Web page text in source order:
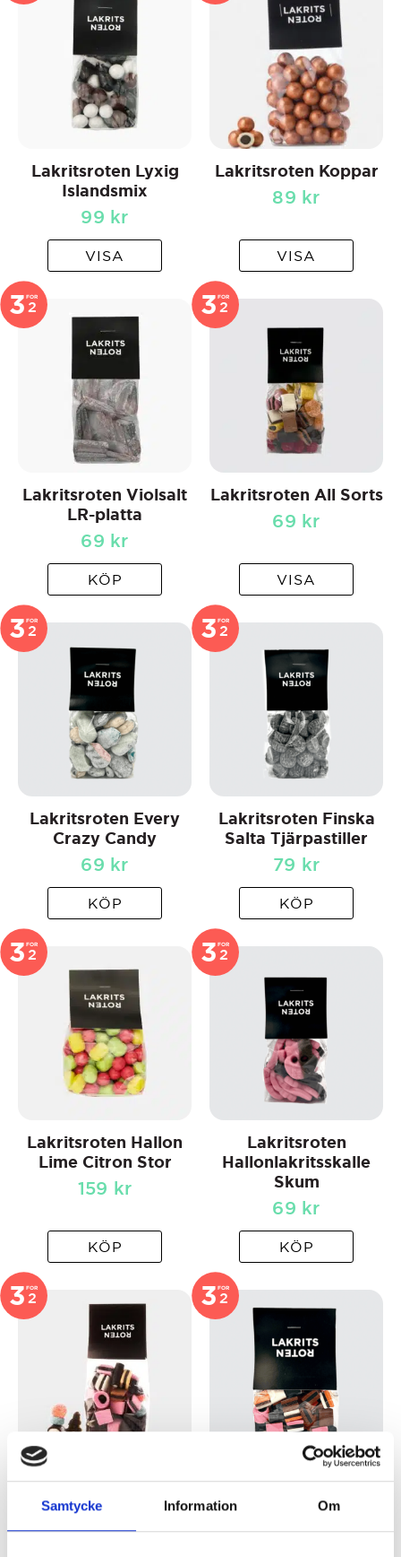
Samtycke Information Om
Lakritsroten Lyxig
Islandsmix
99 kr
VISA
Lakritsroten Koppar
89 kr
VISA
3 FOR
2
Lakritsroten Violsalt
LR-platta
69 kr
KÖP
3 FOR
2
Lakritsroten All Sorts
69 kr
VISA
3 FOR
2
Lakritsroten Every
Crazy Candy
69 kr
KÖP
3 FOR
2
Lakritsroten Finska
Salta Tjärpastiller
79 kr
KÖP
3 FOR
2
Lakritsroten Hallon
Lime Citron Stor
159 kr
KÖP
3 FOR
2
Lakritsroten
Hallonlakritsskalle
Skum
69 kr
KÖP
3 FOR
2
Lakritsroten Klassisk
Konfekt
79kr
3 FOR
2
Lakritsroten Klassisk
Konfekt Stor
119kr